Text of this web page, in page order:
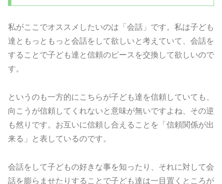
私がここでオススメしたいのは「会話」です。私は子ども
達ともっともっと会話をして欲しいと考えていて、会話を
することで子ども達と信頼のピースを交換して欲しいので
す。
というのも一方的にこちらが子ども達を信頼していても、
向こうが信頼してくれないと意味が無いですよね、その逆
も然りです。お互いに信頼し合えることを「信頼関係が出
来る」と表しているのです。
会話をして子どもの好きな事を知ったり、それに対して会
話を膨らませたりすることで子ども達は一目置くところが